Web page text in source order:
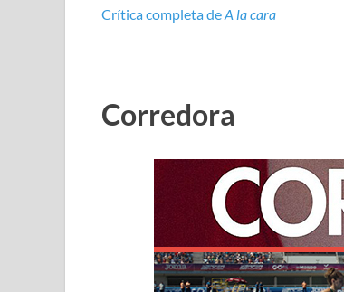
Crítica completa deA la cara
Corredora